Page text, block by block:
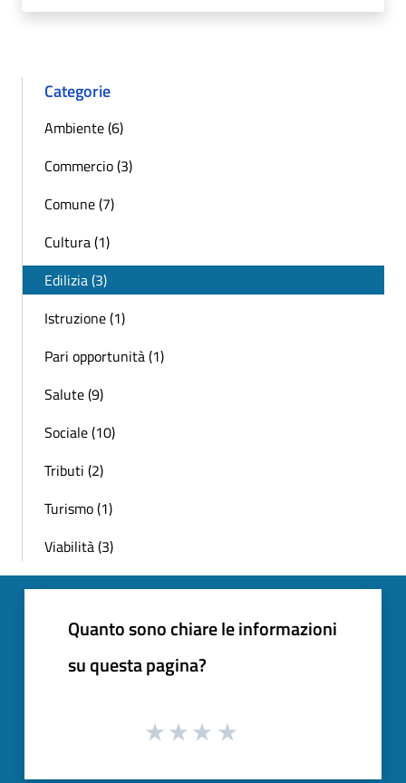
Categorie
Ambiente (6)
Commercio (3)
Comune (7)
Cultura (1)
Edilizia (3)
Istruzione (1)
Pari opportunità (1)
Salute (9)
Sociale (10)
Tributi (2)
Turismo (1)
Viabilità (3)
Quanto sono chiare le informazioni
su questa pagina?